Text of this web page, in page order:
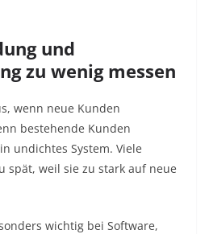
und
zu wenig messen
wenn neue Kunden
bestehende Kunden
undichtes System. Viele
spät, weil sie zu stark auf neue
wichtig bei Software,